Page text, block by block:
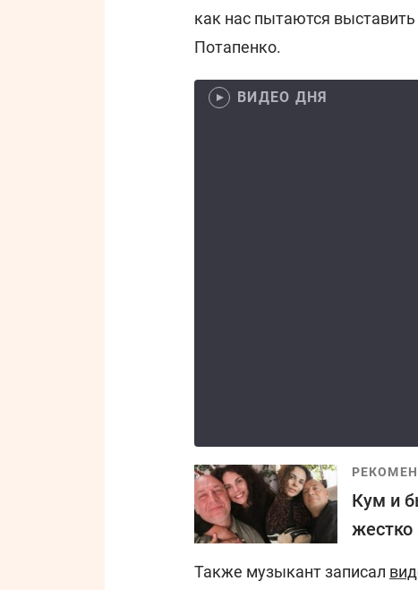
как нас пытаются
Потапенко.
ВИДЕО ДНЯ
Кум и
жестко
Также музыкант записал